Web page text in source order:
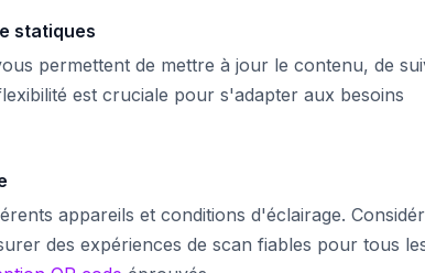
statiques
permettent de mettre à jour le contenu, de
est cruciale pour s'adapter aux besoins
appareils et conditions d'éclairage.
des expériences de scan fiables pour tous